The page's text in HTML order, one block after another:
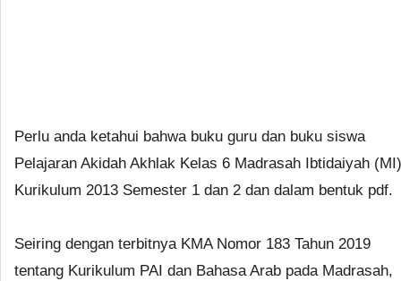
Perlu anda ketahui bahwa buku guru dan buku siswa
Pelajaran Akidah Akhlak Kelas 6 Madrasah Ibtidaiyah (MI)
Kurikulum 2013 Semester 1 dan 2 dan dalam bentuk pdf.
Seiring dengan terbitnya KMA Nomor 183 Tahun 2019
tentang Kurikulum PAI dan Bahasa Arab pada Madrasah,